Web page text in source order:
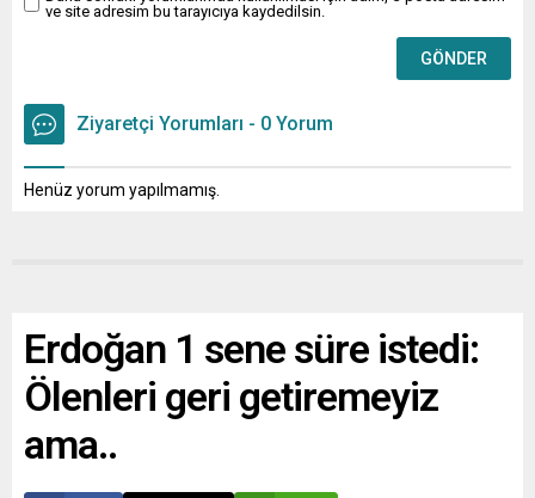
ve site adresim bu tarayıcıya kaydedilsin.
Ziyaretçi Yorumları - 0 Yorum
Henüz yorum yapılmamış.
Erdoğan 1 sene süre istedi:
Ölenleri geri getiremeyiz
ama..